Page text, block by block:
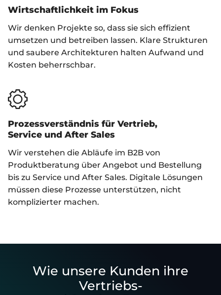
Wirtschaftlichkeit im Fokus
Wir denken Projekte so, dass sie sich effizient
umsetzen und betreiben lassen. Klare Strukturen
und saubere Architekturen halten Aufwand und
Kosten beherrschbar.
Prozessverständnis für Vertrieb,
Service und After Sales
Wir verstehen die Abläufe im B2B von
Produktberatung über Angebot und Bestellung
bis zu Service und After Sales. Digitale Lösungen
müssen diese Prozesse unterstützen, nicht
komplizierter machen.
Wie unsere Kunden ihre
Vertriebs-